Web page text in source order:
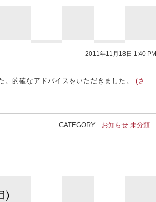
2011年11月18日 1:40 PM
。的確なアドバイスをいただきました。 (さ
CATEGORY : お知らせ 未分類
)